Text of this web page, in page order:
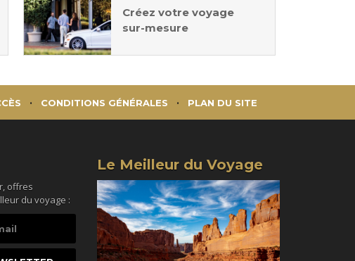
Créez votre voyage
sur-mesure
CONDITIONS GÉNÉRALES PLAN DU SITE
offres
du voyage :
Le Meilleur du Voyage